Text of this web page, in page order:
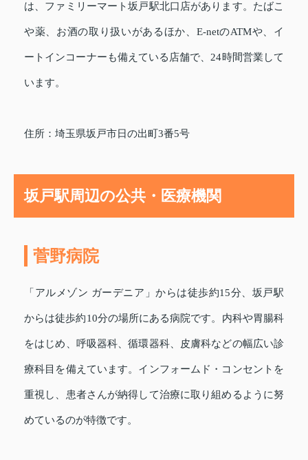
は、ファミリーマート坂戸駅北口店があります。たばこ
や薬、お酒の取り扱いがあるほか、E-netのATMや、イ
ートインコーナーも備えている店舗で、24時間営業して
います。
住所：埼玉県坂戸市日の出町3番5号
坂戸駅周辺の公共・医療機関
菅野病院
「アルメゾン ガーデニア」からは徒歩約15分、坂戸駅
からは徒歩約10分の場所にある病院です。内科や胃腸科
をはじめ、呼吸器科、循環器科、皮膚科などの幅広い診
療科目を備えています。インフォームド・コンセントを
重視し、患者さんが納得して治療に取り組めるように努
めているのが特徴です。